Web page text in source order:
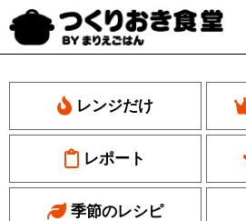
レンジだけ
レポート
季節のレシピ